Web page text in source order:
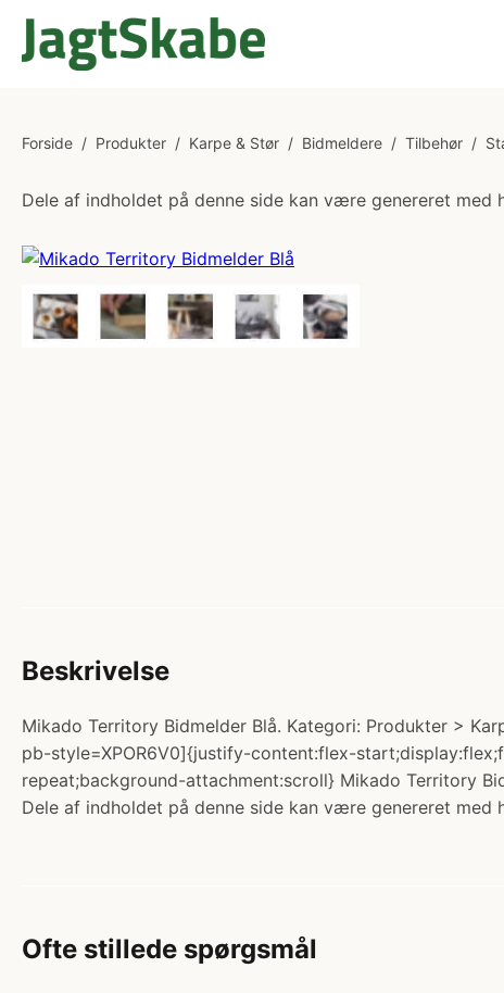
Forside / Produkter / Karpe & Stør / Bidmeldere / Tilbehør /
Dele af indholdet på denne side kan være genereret med
Beskrivelse
Mikado Territory Bidmelder Blå. Kategori: Produkter >
pb-style=XPOR6V0]{justify-content:flex-
repeat;background-attachment:scroll} Mikado Territory
Dele af indholdet på denne side kan være genereret med
Ofte stillede spørgsmål